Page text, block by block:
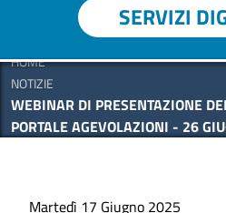
SERVIZI
HOME
NOTIZIE
WEBINAR DI PRESENTAZIONE
PORTALE AGEVOLAZIONI - 26
Martedì 17 Giugno 2025